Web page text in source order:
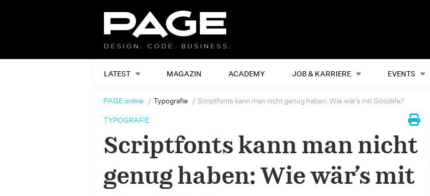
LATEST MAGAZIN ACADEMY JOB & KARRIERE EVENTS
Alles Events
PAGE online Typografie Scriptfonts kann man nicht genug haben: Wie wär’s mit Goodlife?
TYPOGRAFIE
Scriptfonts kann man nicht
genug haben: Wie wär’s mit